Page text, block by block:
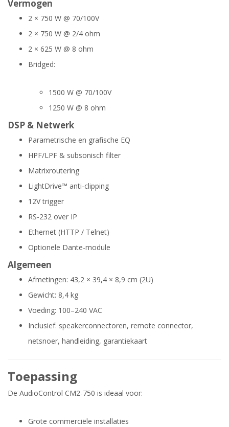
Vermogen
2 × 750 W @ 70/100V
2 × 750 W @ 2/4 ohm
2 × 625 W @ 8 ohm
Bridged:
1500 W @ 70/100V
1250 W @ 8 ohm
DSP & Netwerk
Parametrische en grafische EQ
HPF/LPF & subsonisch filter
Matrixroutering
LightDrive™ anti-clipping
12V trigger
RS-232 over IP
Ethernet (HTTP / Telnet)
Optionele Dante-module
Algemeen
Afmetingen: 43,2 × 39,4 × 8,9 cm (2U)
Gewicht: 8,4 kg
Voeding: 100–240 VAC
Inclusief: speakerconnectoren, remote connector,
netsnoer, handleiding, garantiekaart
Toepassing
De AudioControl CM2-750 is ideaal voor:
Grote commerciële installaties